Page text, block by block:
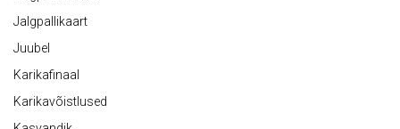
Jalgpallikaart
Juubel
Karikafinaal
Karikavõistlused